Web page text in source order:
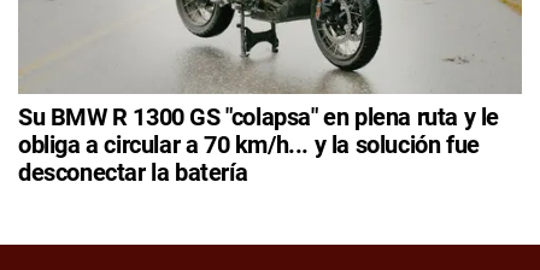
Su BMW R 1300 GS "colapsa" en plena ruta y le
obliga a circular a 70 km/h... y la solución fue
desconectar la batería